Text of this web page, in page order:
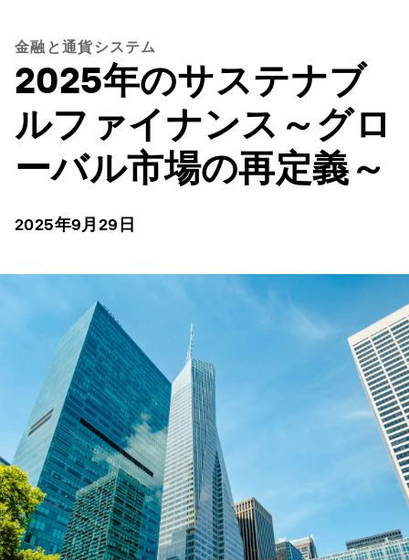
金融と通貨システム
2025年のサステナブ
ルファイナンス～グロ
ーバル市場の再定義～
2025年9月29日